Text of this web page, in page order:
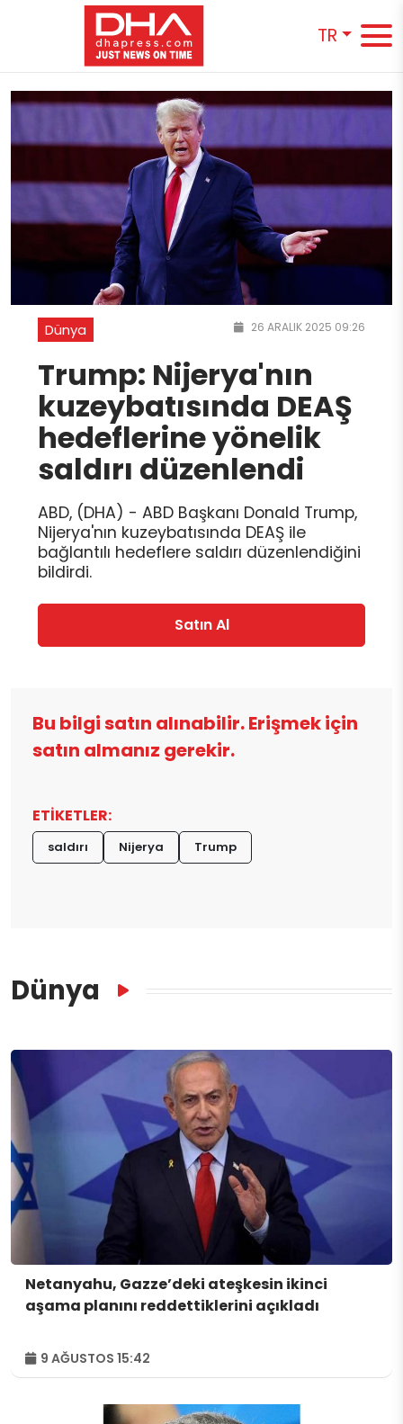
TR
Dünya 26 ARALIK 2025 09:26
Trump: Nijerya'nın
kuzeybatısında DEAŞ
hedeflerine yönelik
saldırı düzenlendi
ABD, (DHA) - ABD Başkanı Donald Trump,
Nijerya'nın kuzeybatısında DEAŞ ile
bağlantılı hedeflere saldırı düzenlendiğini
bildirdi.
Satın Al
Bu bilgi satın alınabilir. Erişmek için
satın almanız gerekir.
ETİKETLER:
saldırı Nijerya Trump
Dünya
Netanyahu, Gazze’deki ateşkesin ikinci
aşama planını reddettiklerini açıkladı
9 AĞUSTOS 15:42